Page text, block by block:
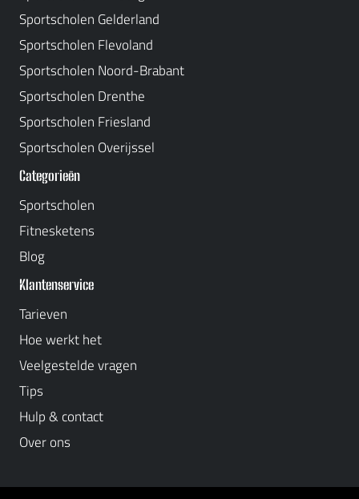
Sportscholen Gelderland
Sportscholen Flevoland
Sportscholen Noord-Brabant
Sportscholen Drenthe
Sportscholen Friesland
Sportscholen Overijssel
Categorieën
Sportscholen
Fitnesketens
Blog
Klantenservice
Tarieven
Hoe werkt het
Veelgestelde vragen
Tips
Hulp & contact
Over ons